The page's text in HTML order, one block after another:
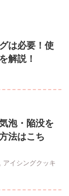
は必要！使
解説！
泡・陥没を
法はこち
アイシングクッキ